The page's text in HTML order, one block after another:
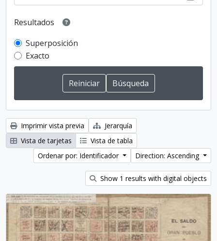
Resultados
Superposición
Exacto
Imprimir vista previa
Jerarquía
Vista de tarjetas
Vista de tabla
Ordenar por: Identificador
Direction: Ascending
Show 1 results with digital objects